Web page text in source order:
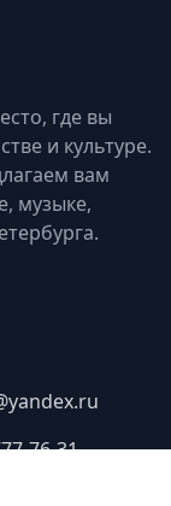
где вы
и культуре.
вам
музыке,
76-31